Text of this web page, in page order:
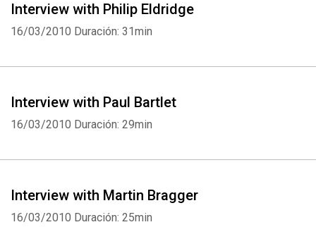
Interview with Philip Eldridge
16/03/2010 Duración: 31min
Interview with Paul Bartlet
16/03/2010 Duración: 29min
Interview with Martin Bragger
16/03/2010 Duración: 25min